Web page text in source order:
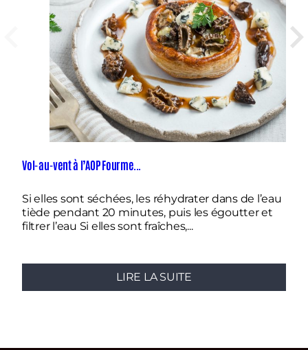
Vol-au-vent à l’AOP Fourme...
Si elles sont séchées, les réhydrater dans de l’eau
tiède pendant 20 minutes, puis les égoutter et
filtrer l’eau Si elles sont fraîches,...
LIRE LA SUITE